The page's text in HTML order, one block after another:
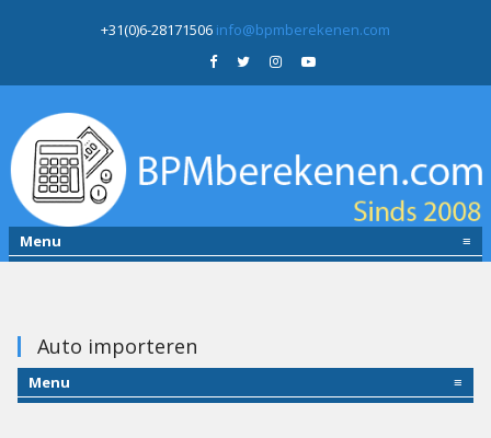
+31(0)6-28171506 info@bpmberekenen.com
Menu ≡
Auto importeren
Menu ≡